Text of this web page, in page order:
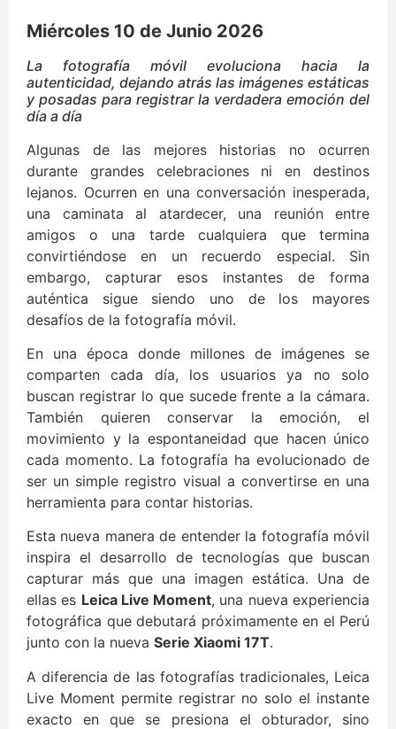
Miércoles 10 de Junio 2026
La fotografía móvil evoluciona hacia la
autenticidad, dejando atrás las imágenes estáticas
y posadas para registrar la verdadera emoción del
día a día
Algunas de las mejores historias no ocurren
durante grandes celebraciones ni en destinos
lejanos. Ocurren en una conversación inesperada,
una caminata al atardecer, una reunión entre
amigos o una tarde cualquiera que termina
convirtiéndose en un recuerdo especial. Sin
embargo, capturar esos instantes de forma
auténtica sigue siendo uno de los mayores
desafíos de la fotografía móvil.
En una época donde millones de imágenes se
comparten cada día, los usuarios ya no solo
buscan registrar lo que sucede frente a la cámara.
También quieren conservar la emoción, el
movimiento y la espontaneidad que hacen único
cada momento. La fotografía ha evolucionado de
ser un simple registro visual a convertirse en una
herramienta para contar historias.
Esta nueva manera de entender la fotografía móvil
inspira el desarrollo de tecnologías que buscan
capturar más que una imagen estática. Una de
ellas es Leica Live Moment, una nueva experiencia
fotográfica que debutará próximamente en el Perú
junto con la nueva Serie Xiaomi 17T.
A diferencia de las fotografías tradicionales, Leica
Live Moment permite registrar no solo el instante
exacto en que se presiona el obturador, sino